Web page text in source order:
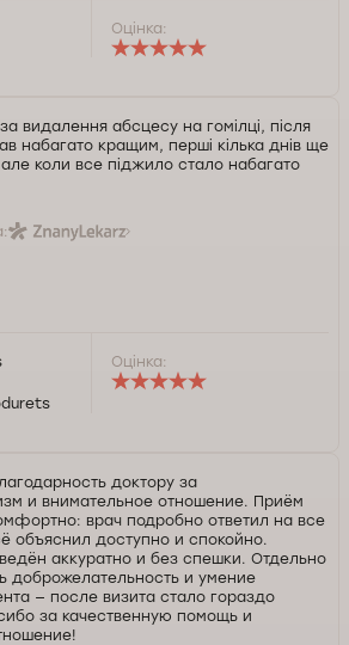
Оцінка:
видалення абсцесу на гомілці, після
набагато кращим, перші кілька днів ще
але коли все піджило стало набагато
Оцінка:
доктору за
и внимательное отношение. Приём
врач подробно ответил на все
объяснил доступно и спокойно.
аккуратно и без спешки. Отдельно
доброжелательность и умение
— после визита стало гораздо
за качественную помощь и